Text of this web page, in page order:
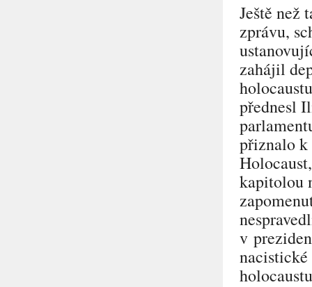
Ještě než
zprávu,
zahájil
přednesl
přiznalo k
kapitolou
v